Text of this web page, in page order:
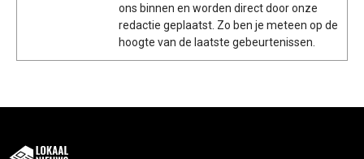
ons binnen en worden direct door onze
redactie geplaatst. Zo ben je meteen op de
hoogte van de laatste gebeurtenissen.